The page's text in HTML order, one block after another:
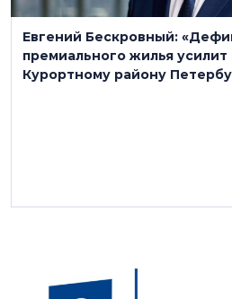
Евгений Бескровный:
премиального жилья усилит
Курортному району